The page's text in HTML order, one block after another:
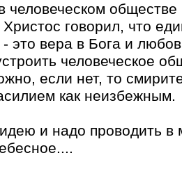
человеческом
говорил, что
это вера в Бога и
человеческое
если нет, то
как неизбежным.
и надо проводить в